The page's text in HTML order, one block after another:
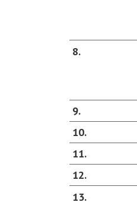
8
9
10
11
12
13